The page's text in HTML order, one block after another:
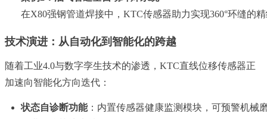
在X80强钢管道焊接中，KTC传感器助力实现360°环缝的
技术演进：从自动化到智能化的跨越
随着工业4.0与数字孪生技术的渗透，KTC直线位移传感器正
加速向智能化方向迭代：
状态自诊断功能：内置传感器健康监测模块，可预警机械